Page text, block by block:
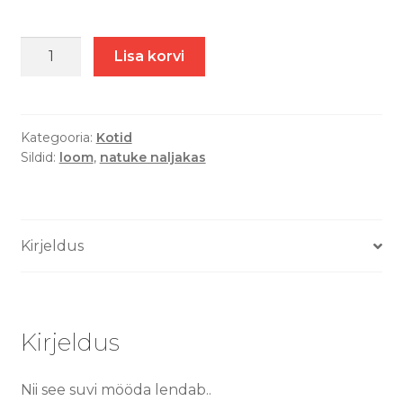
Mops
Kott
kogus
Lisa korvi
Kategooria: Kotid
Sildid: loom, natuke naljakas
Kirjeldus
Kirjeldus
Nii see suvi mööda lendab..